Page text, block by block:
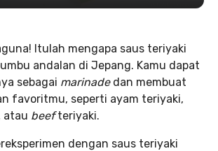
Itulah mengapa saus teriyaki
andalan di Jepang. Kamu dapat
sebagai marinade dan membuat
favoritmu, seperti ayam teriyaki,
atau beefteriyaki.
dengan saus teriyaki